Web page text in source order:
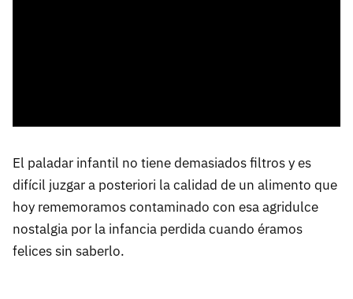
El paladar infantil no tiene demasiados filtros y es
difícil juzgar a posteriori la calidad de un alimento que
hoy rememoramos contaminado con esa agridulce
nostalgia por la infancia perdida cuando éramos
felices sin saberlo.